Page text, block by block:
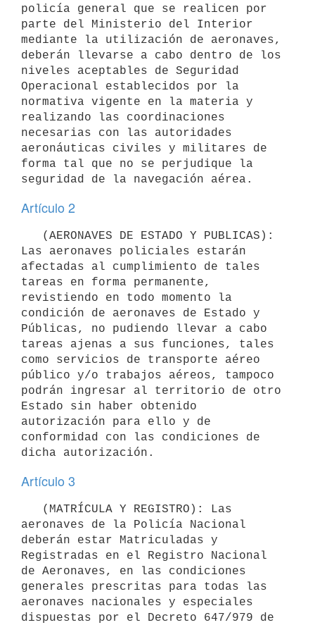
policía general que se realicen por
parte del Ministerio del Interior
mediante la utilización de aeronaves,
deberán llevarse a cabo dentro de los
niveles aceptables de Seguridad
Operacional establecidos por la
normativa vigente en la materia y
realizando las coordinaciones
necesarias con las autoridades
aeronáuticas civiles y militares de
forma tal que no se perjudique la
Artículo 2
Las aeronaves policiales estarán
afectadas al cumplimiento de tales
tareas en forma permanente,
revistiendo en todo momento la
condición de aeronaves de Estado y
Públicas, no pudiendo llevar a cabo
tareas ajenas a sus funciones, tales
como servicios de transporte aéreo
público y/o trabajos aéreos, tampoco
podrán ingresar al territorio de otro
Estado sin haber obtenido
autorización para ello y de
conformidad con las condiciones de
Artículo 3
aeronaves de la Policía Nacional
deberán estar Matriculadas y
Registradas en el Registro Nacional
de Aeronaves, en las condiciones
generales prescritas para todas las
aeronaves nacionales y especiales
dispuestas por el Decreto 647/979 de